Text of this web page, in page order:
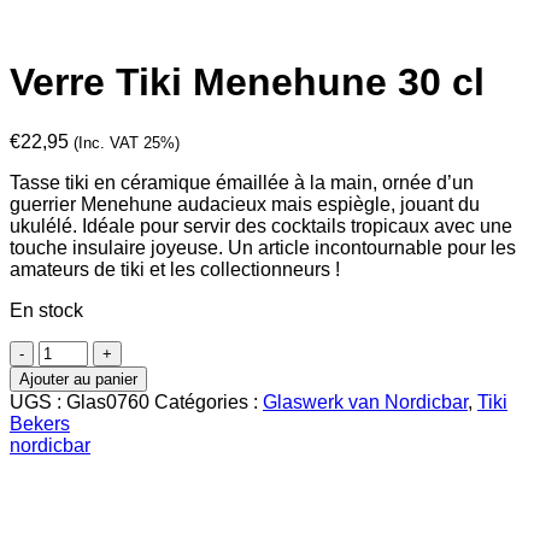
Verre Tiki Menehune 30 cl
€22,95 (Inc. VAT 25%)
Tasse tiki en céramique émaillée à la main, ornée d’un
guerrier Menehune audacieux mais espiègle, jouant du
ukulélé. Idéale pour servir des cocktails tropicaux avec une
touche insulaire joyeuse. Un article incontournable pour les
amateurs de tiki et les collectionneurs !
En stock
quantité
de
Verre
Tiki
Menehune
30
Ajouter au panier
UGS : Glas0760 Catégories : Glaswerk van Nordicbar, Tiki
Bekers
nordicbar